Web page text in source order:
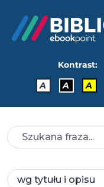
Kontrast:
A
A A